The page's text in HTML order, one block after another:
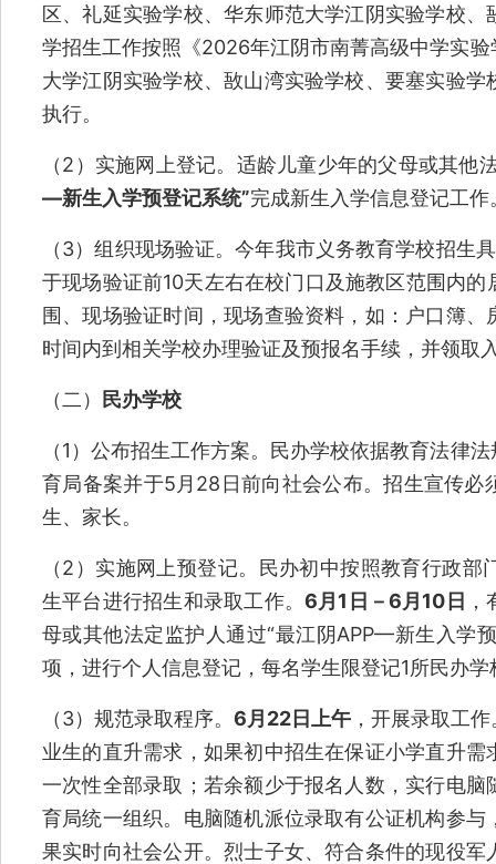
区、礼延实验学校、华东师范大学江阴实验学校
学招生工作按照《2026年江阴市南菁高级中学实
大学江阴实验学校、敔山湾实验学校、要塞实验
执行。
（2）实施网上登记。适龄儿童少年的父母或其他
—新生入学预登记系统”完成新生入学信息登记工作
（3）组织现场验证。今年我市义务教育学校招生
于现场验证前10天左右在校门口及施教区范围内
围、现场验证时间，现场查验资料，如：户口簿
时间内到相关学校办理验证及预报名手续，并领取
（二） 民办学校
（1）公布招生工作方案。民办学校依据教育法律
育局备案并于5月28日前向社会公布。招生宣传必
生、家长。
（2）实施网上预登记。民办初中按照教育行政
生平台进行招生和录取工作。 6月1日－6月10日
母或其他法定监护人通过“最江阴APP—新生入学
项，进行个人信息登记，每名学生限登记1所民办学
（3）规范录取程序。 6月22日上午 ，开展录取工
业生的直升需求，如果初中招生在保证小学直升
一次性全部录取；若余额少于报名人数，实行电
育局统一组织。电脑随机派位录取有公证机构参
果实时向社会公开。烈士子女、符合条件的现役